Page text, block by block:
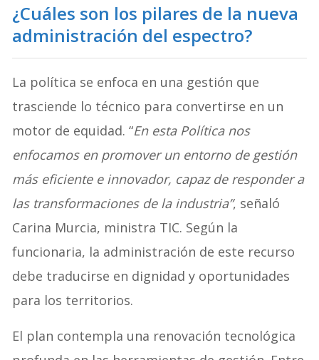
¿Cuáles son los pilares de la nueva
administración del espectro?
La política se enfoca en una gestión que
trasciende lo técnico para convertirse en un
motor de equidad. “En esta Política nos
enfocamos en promover un entorno de gestión
más eficiente e innovador, capaz de responder a
las transformaciones de la industria”, señaló
Carina Murcia, ministra TIC. Según la
funcionaria, la administración de este recurso
debe traducirse en dignidad y oportunidades
para los territorios.
El plan contempla una renovación tecnológica